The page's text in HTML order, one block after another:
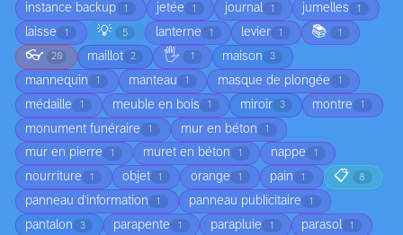
instance backup 1 jetée 1 journal 1 jumelles 1
laisse 1 💡 5 lanterne 1 levier 1 📚 1
👓 20 maillot 2 🖐️ 1 maison 3
mannequin 1 manteau 1 masque de plongée 1
médaille 1 meuble en bois 1 miroir 3 montre 1
monument funéraire 1 mur en béton 1
mur en pierre 1 muret en béton 1 nappe 1
nourriture 1 objet 1 orange 1 pain 1 📋 8
panneau d'information 1 panneau publicitaire 1
pantalon 3 parapente 1 parapluie 1 parasol 1